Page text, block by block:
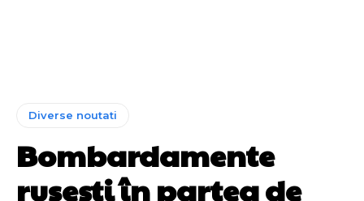
Diverse noutati
Bombardamente
rusești în partea de